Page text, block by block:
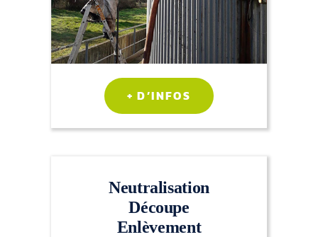
+ D’INFOS
Neutralisation
Découpe
Enlèvement